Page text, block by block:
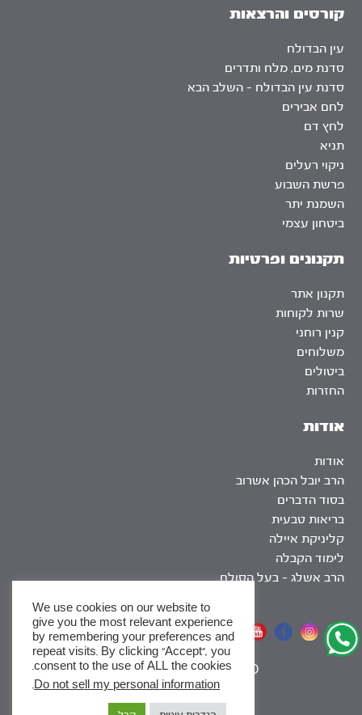
אודות
אודות
הרב יובל הכהן אשרוב
בסוד הדברים
בריאות טבעית
קליניקת איילה
לימוד הקבלה
הרב אשלג – בעל הסולם
קורסים והרצאות
עין הבדולח
סדנת מים, מלח ותדרים
סדנת עין הבדולח – השלב הבא
לחם אבירים
לחץ דם
תניא
ניקוי רעלים
פרשת השבוע
השמנת יתר
ביטחון עצמי
תקנונים ופרטיות
תקנון אתר
שרות לקוחות
קנין רוחני
משלוחים
ביטולים
החזרות
אתר שומר שבת
SEO
|
We use cookies on our website to
give you the most relevant experience
by remembering your preferences and
repeat visits. By clicking “Accept”, you
consent to the use of ALL the cookies.
Do not sell my personal information
.
x